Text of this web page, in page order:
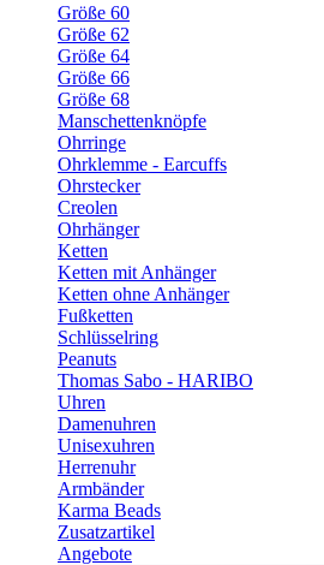
Größe 60
Größe 62
Größe 64
Größe 66
Größe 68
Manschettenknöpfe
Ohrringe
Ohrklemme - Earcuffs
Ohrstecker
Creolen
Ohrhänger
Ketten
Ketten mit Anhänger
Ketten ohne Anhänger
Fußketten
Schlüsselring
Peanuts
Thomas Sabo - HARIBO
Uhren
Damenuhren
Unisexuhren
Herrenuhr
Armbänder
Karma Beads
Zusatzartikel
Angebote